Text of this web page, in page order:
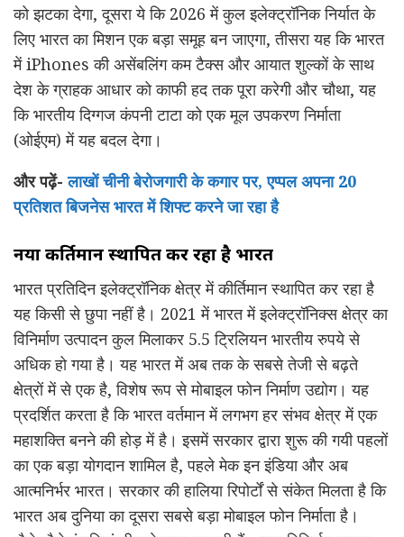
को झटका देगा, दूसरा ये कि 2026 में कुल इलेक्ट्रॉनिक निर्यात के
लिए भारत का मिशन एक बड़ा समूह बन जाएगा, तीसरा यह कि भारत
में iPhones की असेंबलिंग कम टैक्स और आयात शुल्कों के साथ
देश के ग्राहक आधार को काफी हद तक पूरा करेगी और चौथा, यह
कि भारतीय दिग्गज कंपनी टाटा को एक मूल उपकरण निर्माता
(ओईएम) में यह बदल देगा।
और पढ़ें-लाखों चीनी बेरोजगारी के कगार पर, एप्पल अपना 20
प्रतिशत बिजनेस भारत में शिफ्ट करने जा रहा है
नया कीर्तिमान स्थापित कर रहा है भारत
भारत प्रतिदिन इलेक्ट्रॉनिक क्षेत्र में कीर्तिमान स्थापित कर रहा है
यह किसी से छुपा नहीं है। 2021 में भारत में इलेक्ट्रॉनिक्स क्षेत्र का
विनिर्माण उत्पादन कुल मिलाकर 5.5 ट्रिलियन भारतीय रुपये से
अधिक हो गया है। यह भारत में अब तक के सबसे तेजी से बढ़ते
क्षेत्रों में से एक है, विशेष रूप से मोबाइल फोन निर्माण उद्योग। यह
प्रदर्शित करता है कि भारत वर्तमान में लगभग हर संभव क्षेत्र में एक
महाशक्ति बनने की होड़ में है। इसमें सरकार द्वारा शुरू की गयी पहलों
का एक बड़ा योगदान शामिल है, पहले मेक इन इंडिया और अब
आत्मनिर्भर भारत। सरकार की हालिया रिपोर्टों से संकेत मिलता है कि
भारत अब दुनिया का दूसरा सबसे बड़ा मोबाइल फोन निर्माता है।